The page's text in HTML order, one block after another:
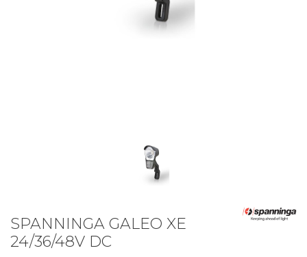
SPANNINGA GALEO XE
24/36/48V DC